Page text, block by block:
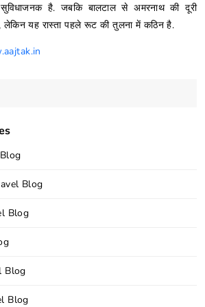
है. जबकि बालटाल से अमरनाथ की दूरी
लेकिन यह रास्ता पहले रूट की तुलना में कठिन है.
Blog
Blog
Blog
Blog